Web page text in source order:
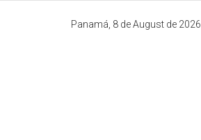
Panamá, 8 de August de 2026.